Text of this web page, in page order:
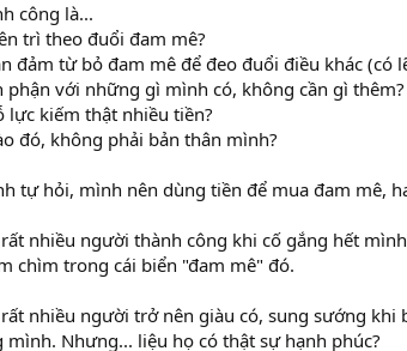
công là...
trì theo đuổi đam mê?
đảm từ bỏ đam mê để đeo đuổi điều khác (có
phận với những gì mình có, không cần gì thêm?
lực kiếm thật nhiều tiền?
đó, không phải bản thân mình?
tự hỏi, mình nên dùng tiền để mua đam mê,
nhiều người thành công khi cố gắng hết
chìm trong cái biển "đam mê" đó.
nhiều người trở nên giàu có, sung sướng
mình. Nhưng... liệu họ có thật sự hạnh phúc?